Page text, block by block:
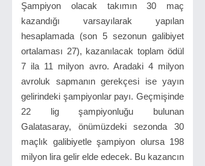
Şampiyon olacak takımın 30 maç
kazandığı varsayılarak yapılan
hesaplamada (son 5 sezonun galibiyet
ortalaması 27), kazanılacak toplam ödül
7 ila 11 milyon avro. Aradaki 4 milyon
avroluk sapmanın gerekçesi ise yayın
gelirindeki şampiyonlar payı. Geçmişinde
22 lig şampiyonluğu bulunan
Galatasaray, önümüzdeki sezonda 30
maçlık galibiyetle şampiyon olursa 198
milyon lira gelir elde edecek. Bu kazancın